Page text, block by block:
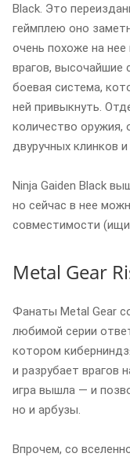
Black. Это
геймплею оно
очень похоже на
врагов, высочайшие
боевая система,
ней привыкнуть.
количество оружия,
двуручных клинков
Ninja Gaiden Black
но сейчас в нее
совместимости
Metal Gear
Фанаты Metal Gear
любимой серии
котором
и разрубает врагов
игра вышла — и
но и арбузы.
Впрочем, со